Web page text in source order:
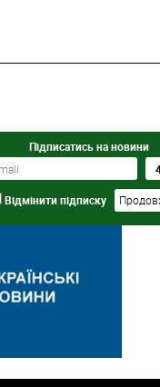
Підписатись на новини
Відмінити підписку